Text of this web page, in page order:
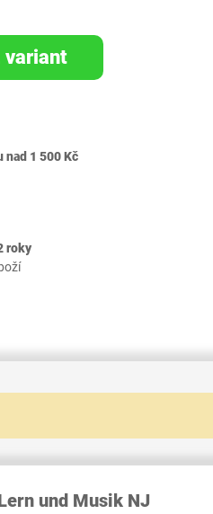
variant
nad 1 500 Kč
roky
und Musik NJ